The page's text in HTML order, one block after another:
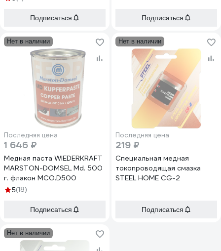
Подписаться Подписаться
Нет в наличии
Последняя цена
1 646 ₽
Медная паста WIEDERKRAFT
MARSTON-DOMSEL Md. 500
г. флакон MCO.D500
5(18)
Подписаться
Нет в наличии
Последняя цена
219 ₽
Специальная медная
токопроводящая смазка
STEEL HOME CG-2
Подписаться
Нет в наличии